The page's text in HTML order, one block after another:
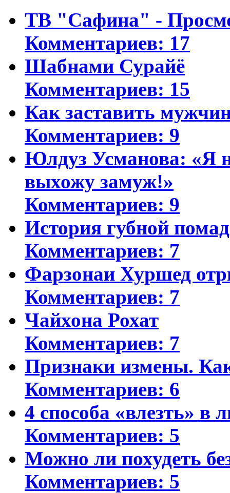
ТВ "Сафина" -
Комментариев: 17
Шабнами Сурайё
Комментариев: 15
Как заставить
Комментариев: 9
Юлдуз Усманова: «Я
выхожу замуж!»
Комментариев: 9
История губной
Комментариев: 7
Фарзонаи Хуршед
Комментариев: 7
Чайхона Рохат
Комментариев: 7
Признаки измены.
Комментариев: 6
4 способа «влезть» в
Комментариев: 5
Можно ли похудеть
Комментариев: 5